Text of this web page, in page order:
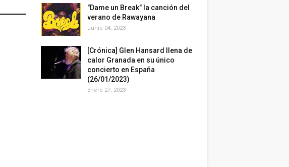
"Dame un Break" la canción del
verano de Rawayana
Junio 04, 2023
[Crónica] Glen Hansard llena de
calor Granada en su único
concierto en España
(26/01/2023)
Enero 27, 2023